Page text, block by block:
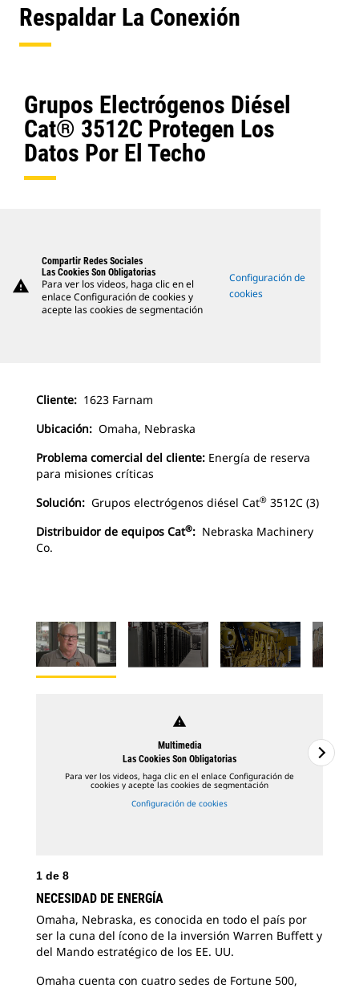
Respaldar La Conexión
Grupos Electrógenos Diésel
Cat® 3512C Protegen Los
Datos Por El Techo
warning
Compartir Redes Sociales
Las Cookies Son Obligatorias
Para ver los videos, haga clic en el
enlace Configuración de cookies y
acepte las cookies de segmentación
Configuración de
cookies
Cliente: 1623 Farnam
Ubicación: Omaha, Nebraska
Problema comercial del cliente: Energía de reserva
para misiones críticas
Solución: Grupos electrógenos diésel Cat® 3512C (3)
Distribuidor de equipos Cat®: Nebraska Machinery
Co.
warning
Multimedia
Las Cookies Son Obligatorias
Para ver los videos, haga clic en el enlace Configuración de
cookies y acepte las cookies de segmentación
Configuración de cookies
1 de 8
NECESIDAD DE ENERGÍA
Omaha, Nebraska, es conocida en todo el país por
ser la cuna del ícono de la inversión Warren Buffett y
del Mando estratégico de los EE. UU.
Omaha cuenta con cuatro sedes de Fortune 500,